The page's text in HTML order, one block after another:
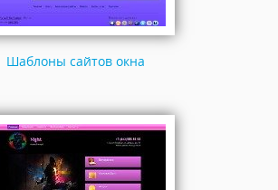
Шаблоны сайтов окна